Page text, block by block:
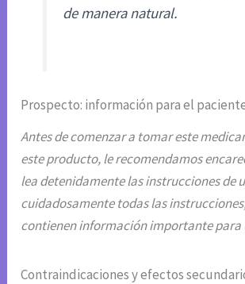
de manera natural.
Prospecto: información para el
Antes de comenzar a tomar este
este producto, le recomendamos
lea detenidamente las instrucciones de
cuidadosamente todas las
contienen información importante para
Contraindicaciones y efectos